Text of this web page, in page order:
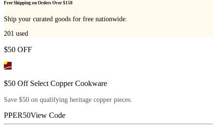
Free Shipping on Orders Over $150
Ship your curated goods for free nationwide.
201 used
$50 OFF
$50 Off Select Copper Cookware
Save $50 on qualifying heritage copper pieces.
PPER50View Code